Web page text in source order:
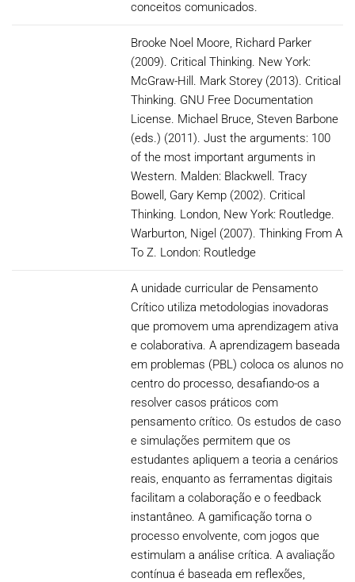
conceitos comunicados.
Brooke Noel Moore, Richard Parker
(2009). Critical Thinking. New York:
McGraw-Hill. Mark Storey (2013). Critical
Thinking. GNU Free Documentation
License. Michael Bruce, Steven Barbone
(eds.) (2011). Just the arguments: 100
of the most important arguments in
Western. Malden: Blackwell. Tracy
Bowell, Gary Kemp (2002). Critical
Thinking. London, New York: Routledge.
Warburton, Nigel (2007). Thinking From A
To Z. London: Routledge
A unidade curricular de Pensamento
Crítico utiliza metodologias inovadoras
que promovem uma aprendizagem ativa
e colaborativa. A aprendizagem baseada
em problemas (PBL) coloca os alunos no
centro do processo, desafiando-os a
resolver casos práticos com
pensamento crítico. Os estudos de caso
e simulações permitem que os
estudantes apliquem a teoria a cenários
reais, enquanto as ferramentas digitais
facilitam a colaboração e o feedback
instantâneo. A gamificação torna o
processo envolvente, com jogos que
estimulam a análise crítica. A avaliação
contínua é baseada em reflexões,